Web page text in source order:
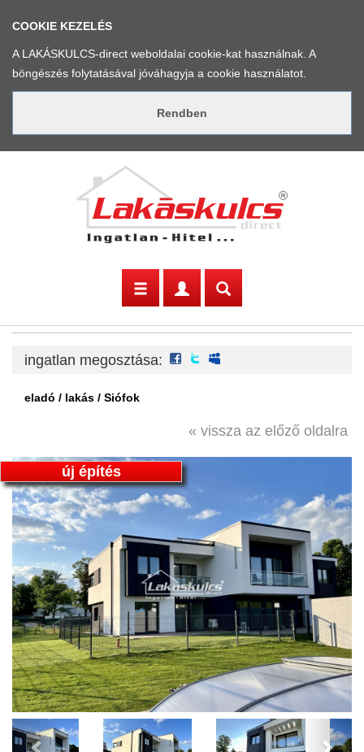
COOKIE KEZELÉS
A LAKÁSKULCS-direct weboldalai cookie-kat használnak. A
böngészés folytatásával jóváhagyja a cookie használatot.
ingatlan megosztása: facebook
twitter
eladó / lakás / Siófok
« vissza az előző oldalra
új építés
Previous Next